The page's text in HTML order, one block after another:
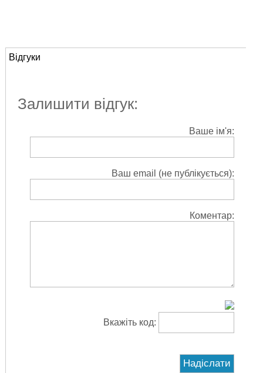
Відгуки
Залишити відгук:
Ваше ім'я:
Ваш email (не публікується):
Коментар:
Вкажіть код: